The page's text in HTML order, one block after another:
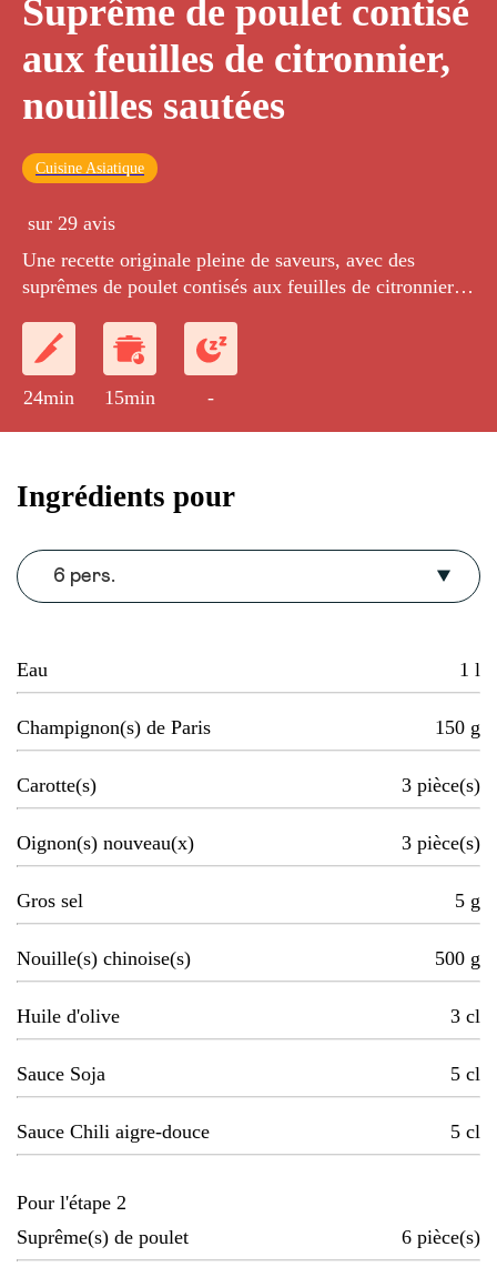
Suprême de poulet contisé
aux feuilles de citronnier,
nouilles sautées
Cuisine Asiatique
sur 29 avis
Une recette originale pleine de saveurs, avec des
suprêmes de poulet contisés aux feuilles de citronnier et
24min 15min -
Ingrédients pour
6 pers.
Eau 1 l
Champignon(s) de Paris 150 g
Carotte(s) 3 pièce(s)
Oignon(s) nouveau(x) 3 pièce(s)
Gros sel 5 g
Nouille(s) chinoise(s) 500 g
Huile d'olive 3 cl
Sauce Soja 5 cl
Sauce Chili aigre-douce 5 cl
Pour l'étape 2
Suprême(s) de poulet
6 pièce(s)